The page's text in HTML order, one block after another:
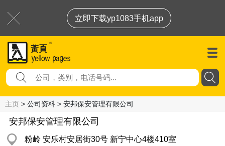
立即下载yp1083手机app
主页 > 公司资料 > 安邦保安管理有限公司
安邦保安管理有限公司
粉岭 安乐村安居街30号 新宁中心4楼410室